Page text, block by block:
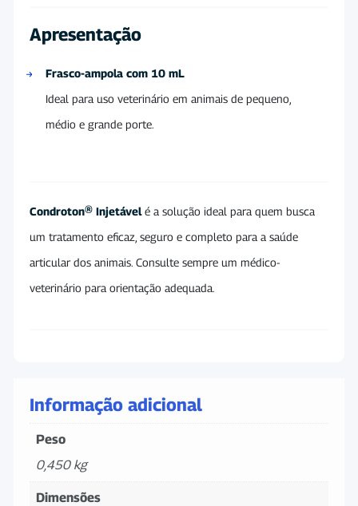
Apresentação
Frasco-ampola com 10 mL
Ideal para uso veterinário em animais de pequeno,
médio e grande porte.
Condroton® Injetávelé a solução ideal para quem busca
um tratamento eficaz, seguro e completo para a saúde
articular dos animais. Consulte sempre um médico-
veterinário para orientação adequada.
Informação adicional
Peso
0,450 kg
Dimensões